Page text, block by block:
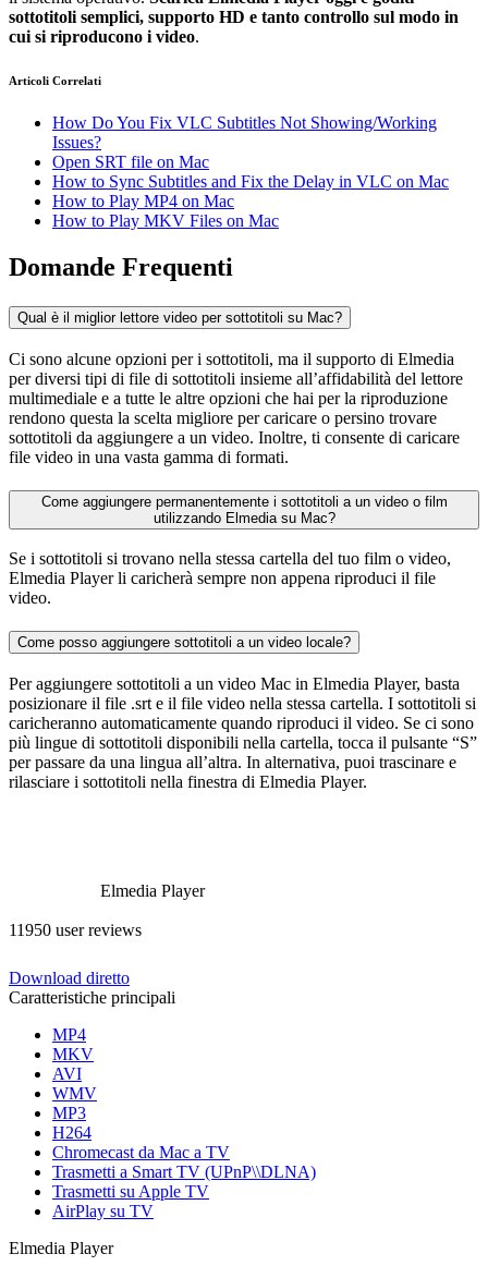
sottotitoli semplici, supporto HD e tanto controllo sul modo in
cui si riproducono i video.
Articoli Correlati
How Do You Fix VLC Subtitles Not Showing/Working
Issues?
Open SRT file on Mac
How to Sync Subtitles and Fix the Delay in VLC on Mac
How to Play MP4 on Mac
How to Play MKV Files on Mac
Domande Frequenti
Qual è il miglior lettore video per sottotitoli su Mac?
Ci sono alcune opzioni per i sottotitoli, ma il supporto di Elmedia
per diversi tipi di file di sottotitoli insieme all’affidabilità del lettore
multimediale e a tutte le altre opzioni che hai per la riproduzione
rendono questa la scelta migliore per caricare o persino trovare
sottotitoli da aggiungere a un video. Inoltre, ti consente di caricare
file video in una vasta gamma di formati.
Come aggiungere permanentemente i sottotitoli a un video o film
utilizzando Elmedia su Mac?
Se i sottotitoli si trovano nella stessa cartella del tuo film o video,
Elmedia Player li caricherà sempre non appena riproduci il file
video.
Come posso aggiungere sottotitoli a un video locale?
Per aggiungere sottotitoli a un video Mac in Elmedia Player, basta
posizionare il file .srt e il file video nella stessa cartella. I sottotitoli si
caricheranno automaticamente quando riproduci il video. Se ci sono
più lingue di sottotitoli disponibili nella cartella, tocca il pulsante “S”
per passare da una lingua all’altra. In alternativa, puoi trascinare e
rilasciare i sottotitoli nella finestra di Elmedia Player.
Elmedia Player
11950 user reviews
Download diretto
Caratteristiche principali
MP4
MKV
AVI
WMV
MP3
H264
Chromecast da Mac a TV
Trasmetti a Smart TV (UPnP\\DLNA)
Trasmetti su Apple TV
AirPlay su TV
Elmedia Player